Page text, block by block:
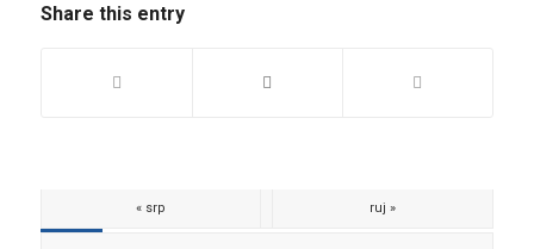
Share this entry
« srp ruj »